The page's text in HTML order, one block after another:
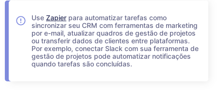
Use Zapier para automatizar tarefas como
sincronizar seu CRM com ferramentas de marketing
por e-mail, atualizar quadros de gestão de projetos
ou transferir dados de clientes entre plataformas.
Por exemplo, conectar Slack com sua ferramenta de
gestão de projetos pode automatizar notificações
quando tarefas são concluídas.